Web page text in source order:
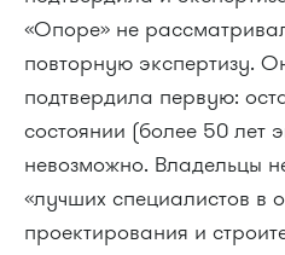
«Опоре» не
повторную экспертизу.
подтвердила первую:
состоянии (более 50 лет
невозможно. Владельцы
«лучших специалистов в
проектирования и